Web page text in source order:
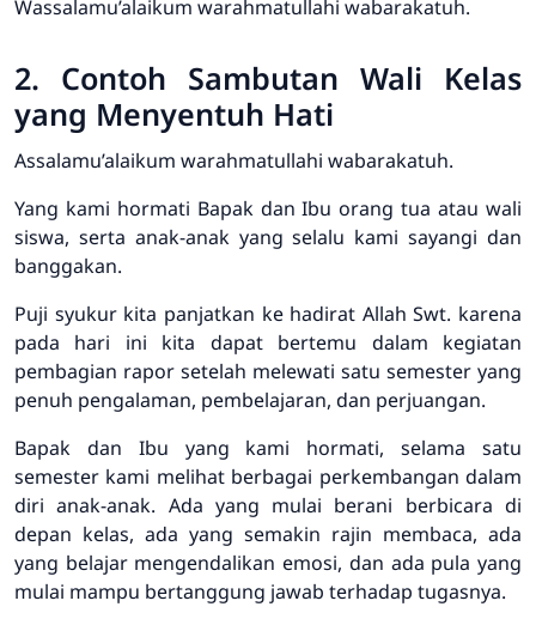
Wassalamu’alaikum warahmatullahi wabarakatuh.
2. Contoh Sambutan Wali Kelas
yang Menyentuh Hati
Assalamu’alaikum warahmatullahi wabarakatuh.
Yang kami hormati Bapak dan Ibu orang tua atau wali
siswa, serta anak-anak yang selalu kami sayangi dan
banggakan.
Puji syukur kita panjatkan ke hadirat Allah Swt. karena
pada hari ini kita dapat bertemu dalam kegiatan
pembagian rapor setelah melewati satu semester yang
penuh pengalaman, pembelajaran, dan perjuangan.
Bapak dan Ibu yang kami hormati, selama satu
semester kami melihat berbagai perkembangan dalam
diri anak-anak. Ada yang mulai berani berbicara di
depan kelas, ada yang semakin rajin membaca, ada
yang belajar mengendalikan emosi, dan ada pula yang
mulai mampu bertanggung jawab terhadap tugasnya.